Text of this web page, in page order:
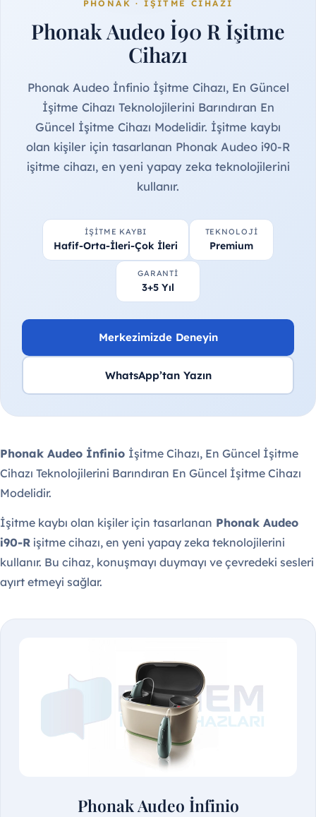
PHONAK · İŞITME CIHAZI
Phonak Audeo İ90 R İşitme
Cihazı
Phonak Audeo İnfinio İşitme Cihazı, En Güncel
İşitme Cihazı Teknolojilerini Barındıran En
Güncel İşitme Cihazı Modelidir. İşitme kaybı
olan kişiler için tasarlanan Phonak Audeo i90-R
işitme cihazı, en yeni yapay zeka teknolojilerini
kullanır.
İŞITME KAYBI
Hafif-Orta-İleri-Çok İleri
TEKNOLOJI
Premium
GARANTI
3+5 Yıl
Merkezimizde Deneyin
WhatsApp’tan Yazın
Phonak Audeo İnfinio İşitme Cihazı, En Güncel İşitme
Cihazı Teknolojilerini Barındıran En Güncel İşitme Cihazı
Modelidir.
İşitme kaybı olan kişiler için tasarlanan Phonak Audeo
i90-R işitme cihazı, en yeni yapay zeka teknolojilerini
kullanır. Bu cihaz, konuşmayı duymayı ve çevredeki sesleri
ayırt etmeyi sağlar.
Phonak Audeo İnfinio